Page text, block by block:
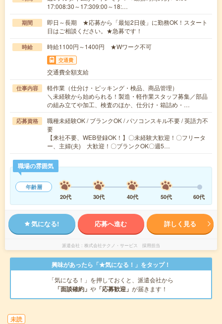
17:008:30～17:309:00～18:…
期間
即日～長期 ★応募から「最短2日後」に勤務OK！スタート
日はご相談ください。★急募です！
時給 時給1100円～1400円 ★Wワーク不可
交通費
交通費全額支給
仕事内容
軽作業（仕分け・ピッキング・検品、商品管理）
＼未経験から始められる！製造・軽作業スタッフ募集／部品
の組み立てや加工、検査のほか、仕分け・箱詰め・…
応募資格
職種未経験OK / ブランクOK / パソコンスキル不要 / 英語力不
要
【来社不要、WEB登録OK！】〇未経験大歓迎！〇フリータ
ー、主婦(夫) 大歓迎！〇ブランクOK〇週5…
職場の雰囲気
年齢層
20代
30代 40代 50代 60代
気になる! 応募へ進む 詳しく見る
派遣会社 株式会社テクノ・サービス 採用担当
興味があったら「★気になる！」をタップ！
「気になる！」を押しておくと、派遣会社から
「面談確約」 や 「応募歓迎」 が届きます！
未読